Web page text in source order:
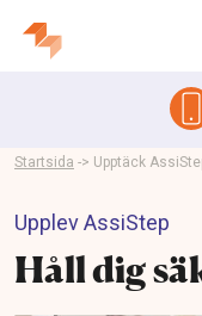
Startsida -> Upptäck
Upplev AssiStep
Håll dig